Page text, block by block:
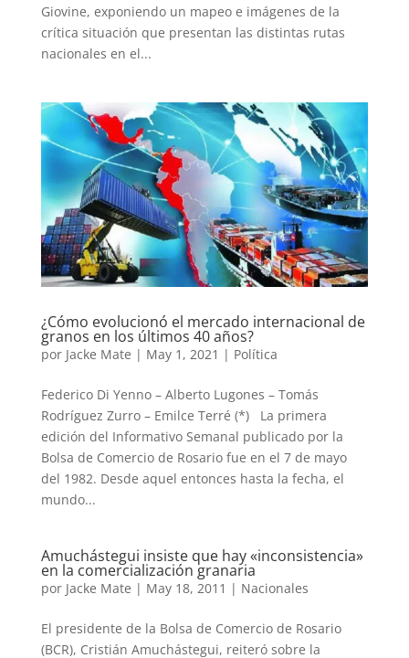
Giovine, exponiendo un mapeo e imágenes de la
crítica situación que presentan las distintas rutas
nacionales en el...
¿Cómo evolucionó el mercado internacional de
granos en los últimos 40 años?
por Jacke Mate | May 1, 2021 | Política
Federico Di Yenno – Alberto Lugones – Tomás
Rodríguez Zurro – Emilce Terré (*) La primera
edición del Informativo Semanal publicado por la
Bolsa de Comercio de Rosario fue en el 7 de mayo
del 1982. Desde aquel entonces hasta la fecha, el
mundo...
Amuchástegui insiste que hay «inconsistencia»
en la comercialización granaria
por Jacke Mate | May 18, 2011 | Nacionales
El presidente de la Bolsa de Comercio de Rosario
(BCR), Cristián Amuchástegui, reiteró sobre la